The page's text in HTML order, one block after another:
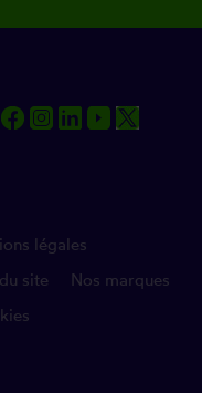
légales
site
Nos marques